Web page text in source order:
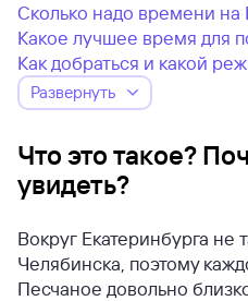
Сколько надо времени на
Какое лучшее время для
Как добраться и какой
Развернуть
Что это такое?
увидеть?
Вокруг Екатеринбурга не
Челябинска, поэтому
Песчаное довольно